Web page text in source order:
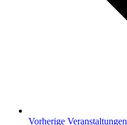
Vorherige Veranstaltungen